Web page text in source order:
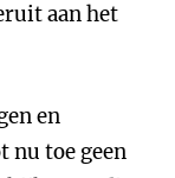
aan het
en
nu toe geen